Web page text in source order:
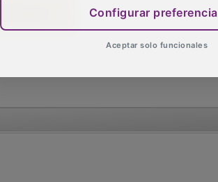
Configurar
Aceptar solo funcionales